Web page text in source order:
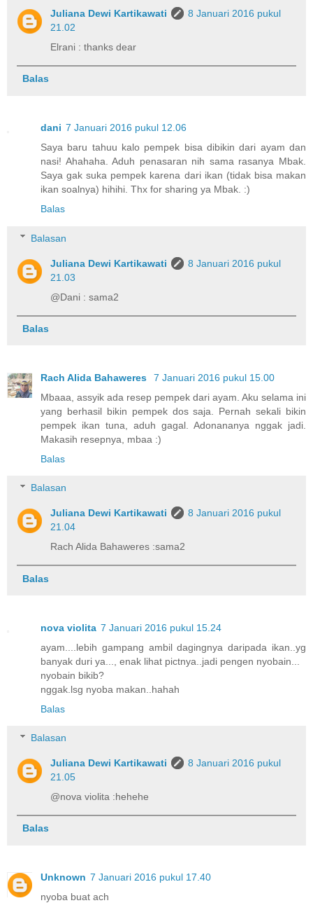
Juliana Dewi Kartikawati
8 Januari 2016 pukul
21.02
Elrani : thanks dear
Balas
dani 7 Januari 2016 pukul 12.06
Saya baru tahuu kalo pempek bisa dibikin dari ayam dan
nasi! Ahahaha. Aduh penasaran nih sama rasanya Mbak.
Saya gak suka pempek karena dari ikan (tidak bisa makan
ikan soalnya) hihihi. Thx for sharing ya Mbak. :)
Balas
Balasan
Juliana Dewi Kartikawati
8 Januari 2016 pukul
21.03
@Dani : sama2
Balas
Rach Alida Bahaweres
7 Januari 2016 pukul 15.00
Mbaaa, assyik ada resep pempek dari ayam. Aku selama ini
yang berhasil bikin pempek dos saja. Pernah sekali bikin
pempek ikan tuna, aduh gagal. Adonananya nggak jadi.
Makasih resepnya, mbaa :)
Balas
Balasan
Juliana Dewi Kartikawati
8 Januari 2016 pukul
21.04
Rach Alida Bahaweres :sama2
Balas
nova violita 7 Januari 2016 pukul 15.24
ayam....lebih gampang ambil dagingnya daripada ikan..yg
banyak duri ya..., enak lihat pictnya..jadi pengen nyobain...
nyobain bikib?
nggak.lsg nyoba makan..hahah
Balas
Balasan
Juliana Dewi Kartikawati
8 Januari 2016 pukul
21.05
@nova violita :hehehe
Balas
Unknown 7 Januari 2016 pukul 17.40
nyoba buat ach